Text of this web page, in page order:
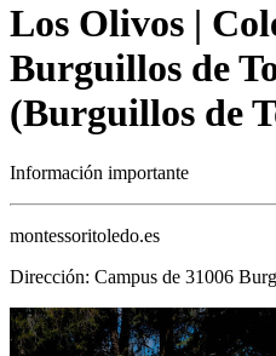
Los Olivos |
Burguillos de
(Burguillos de
Información importante
montessoritoledo.es
Dirección: Campus de 31006